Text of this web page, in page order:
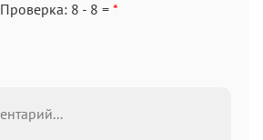
Проверка: 8 - 8 = *